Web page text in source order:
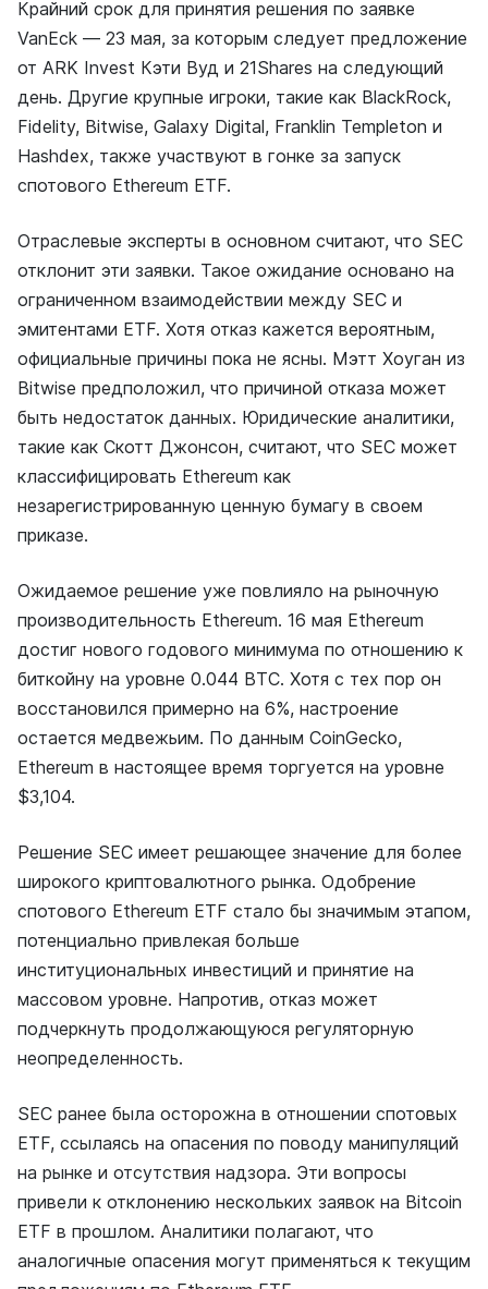
Крайний срок для принятия решения по заявке
VanEck — 23 мая, за которым следует предложение
от ARK Invest Кэти Вуд и 21Shares на следующий
день. Другие крупные игроки, такие как BlackRock,
Fidelity, Bitwise, Galaxy Digital, Franklin Templeton и
Hashdex, также участвуют в гонке за запуск
спотового Ethereum ETF.
Отраслевые эксперты в основном считают, что SEC
отклонит эти заявки. Такое ожидание основано на
ограниченном взаимодействии между SEC и
эмитентами ETF. Хотя отказ кажется вероятным,
официальные причины пока не ясны. Мэтт Хоуган из
Bitwise предположил, что причиной отказа может
быть недостаток данных. Юридические аналитики,
такие как Скотт Джонсон, считают, что SEC может
классифицировать Ethereum как
незарегистрированную ценную бумагу в своем
приказе.
Ожидаемое решение уже повлияло на рыночную
производительность Ethereum. 16 мая Ethereum
достиг нового годового минимума по отношению к
биткойну на уровне 0.044 BTC. Хотя с тех пор он
восстановился примерно на 6%, настроение
остается медвежьим. По данным CoinGecko,
Ethereum в настоящее время торгуется на уровне
$3,104.
Решение SEC имеет решающее значение для более
широкого криптовалютного рынка. Одобрение
спотового Ethereum ETF стало бы значимым этапом,
потенциально привлекая больше
институциональных инвестиций и принятие на
массовом уровне. Напротив, отказ может
подчеркнуть продолжающуюся регуляторную
неопределенность.
SEC ранее была осторожна в отношении спотовых
ETF, ссылаясь на опасения по поводу манипуляций
на рынке и отсутствия надзора. Эти вопросы
привели к отклонению нескольких заявок на Bitcoin
ETF в прошлом. Аналитики полагают, что
аналогичные опасения могут применяться к текущим